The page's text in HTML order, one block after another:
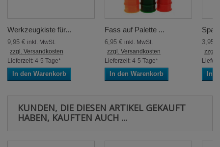
Werkzeugkiste für...
9,95 € inkl. MwSt.
zzgl. Versandkosten
Lieferzeit: 4-5 Tage*
In den Warenkorb
Fass auf Palette ...
6,95 € inkl. MwSt.
zzgl. Versandkosten
Lieferzeit: 4-5 Tage*
In den Warenkorb
3,95
zzgl.
In
KUNDEN, DIE DIESEN ARTIKEL GEKAUFT
HABEN, KAUFTEN AUCH ...